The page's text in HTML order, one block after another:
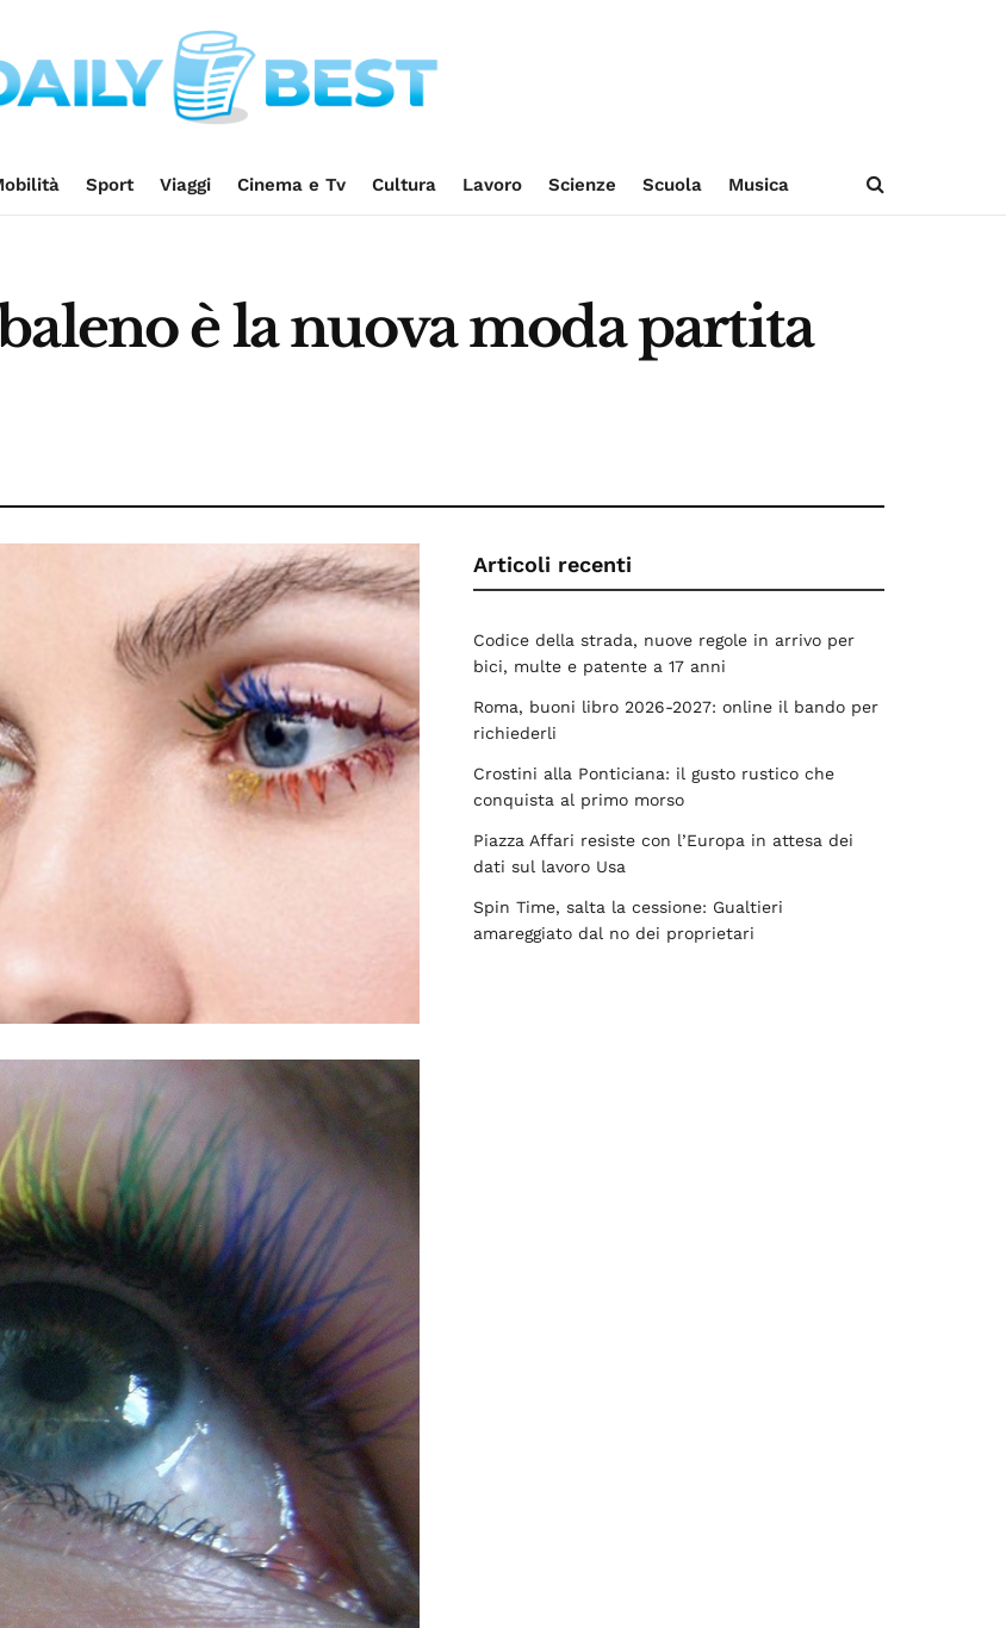
Sport Viaggi Cinema e Tv Cultura Lavoro Scienze Scuola Musica
è la nuova moda partita
Articoli recenti
Codice della strada, nuove regole in arrivo per
bici, multe e patente a 17 anni
Roma, buoni libro 2026-2027: online il bando per
richiederli
Crostini alla Ponticiana: il gusto rustico che
conquista al primo morso
Piazza Affari resiste con l’Europa in attesa dei
dati sul lavoro Usa
Spin Time, salta la cessione: Gualtieri
amareggiato dal no dei proprietari